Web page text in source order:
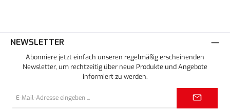
NEWSLETTER
Abonniere jetzt einfach unseren regelmäßig erscheinenden
Newsletter, um rechtzeitig über neue Produkte und Angebote
informiert zu werden.